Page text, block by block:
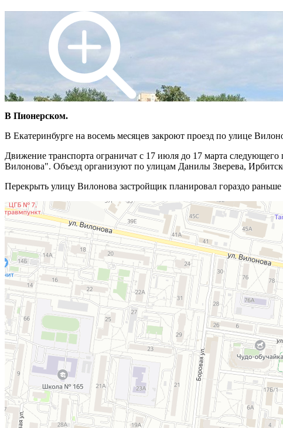
В Пионерском.
В Екатеринбурге на восемь месяцев закроют проезд по улице
Движение транспорта ограничат с 17 июля до 17 марта
Вилонова". Объезд организуют по улицам Данилы Зверева,
Перекрыть улицу Вилонова застройщик планировал гораздо раньше